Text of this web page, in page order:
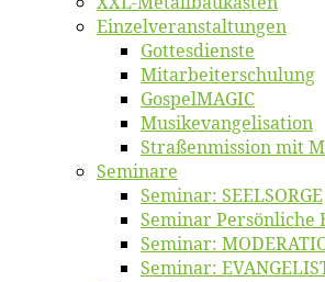
Einzelver­an­stal­tungen
Got­tes­diens­te
Mitarbeiter­schulung
Gos­pel­MA­GIC
Musikevan­ge­li­sa­tion
Straßenmis­sion mit
Se­mi­na­re
Se­mi­nar: SEELSORGE
Se­mi­nar Per­sön­li­che
Se­mi­nar:
Se­mi­nar: